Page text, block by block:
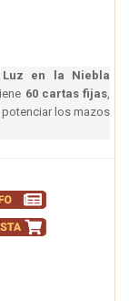
en la Niebla
60 cartas fijas
los mazos